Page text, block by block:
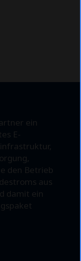
ein
E-
den Betrieb
aus
damit ein